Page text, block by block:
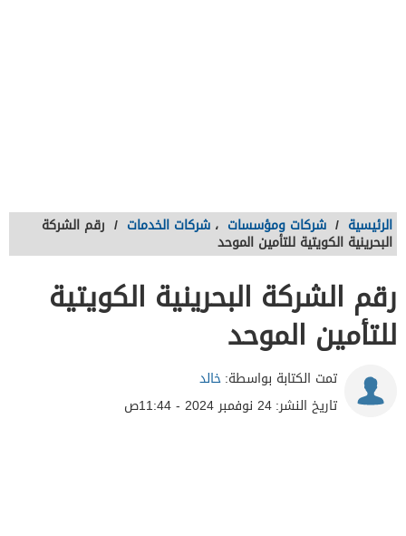
الرئيسية / شركات ومؤسسات ، شركات الخدمات / رقم الشركة
البحرينية الكويتية للتأمين الموحد
رقم الشركة البحرينية الكويتية
للتأمين الموحد
تمت الكتابة بواسطة:خالد
تاريخ النشر:24 نوفمبر 2024 - 11:44ص